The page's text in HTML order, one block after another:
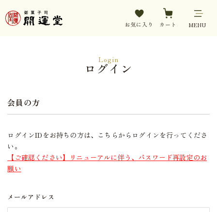
お気に入り カート MENU
Login
ログイン
会員の方
ログインIDをお持ちの方は、こちらからログインを行ってくださ
い。
【ご確認ください】リニューアルに伴う、パスワード再設定のお
願い
メールアドレス